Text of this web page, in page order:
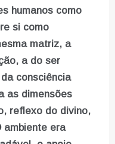
humanos como
si como
matriz, a
a do ser
consciência
as dimensões
reflexo do divino,
ambiente era